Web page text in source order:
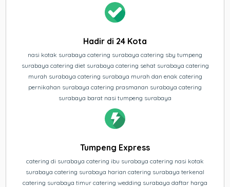
Hadir di 24 Kota
nasi kotak surabaya catering surabaya catering sby tumpeng
surabaya catering diet surabaya catering sehat surabaya catering
murah surabaya catering surabaya murah dan enak catering
pernikahan surabaya catering prasmanan surabaya catering
surabaya barat nasi tumpeng surabaya
Tumpeng Express
catering di surabaya catering ibu surabaya catering nasi kotak
surabaya catering surabaya harian catering surabaya terkenal
catering surabaya timur catering wedding surabaya daftar harga